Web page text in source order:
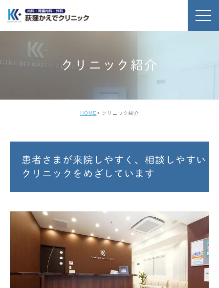
クリニック紹介
HOME クリニック紹介
患者さまが来院しやすく、相談しやすい
クリニックをめざしています